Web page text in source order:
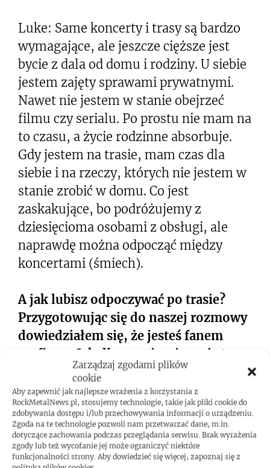
Zarządzaj zgodami plików
cookie
Aby zapewnić jak najlepsze wrażenia z korzystania z
RockMetalNews.pl, stosujemy technologie, takie jak pliki cookie do
zdobywania dostępu i/lub przechowywania informacji o urządzeniu.
Zgoda na te technologie pozwoli nam przetwarzać dane, m.in.
dotyczące zachowania podczas przeglądania serwisu. Brak wyrażenia
zgody lub też wycofanie jej może ograniczyć niektóre
funkcjonalności strony. Aby dowiedzieć się więcej, zapoznaj się z
Luke: Same koncerty i trasy są bardzo
wymagające, ale jeszcze cięższe jest
bycie z dala od domu i rodziny. U siebie
jestem zajęty sprawami prywatnymi.
Nawet nie jestem w stanie obejrzeć
filmu czy serialu. Po prostu nie mam na
to czasu, a życie rodzinne absorbuje.
Gdy jestem na trasie, mam czas dla
siebie i na rzeczy, których nie jestem w
stanie zrobić w domu. Co jest
zaskakujące, bo podróżujemy z
dziesięcioma osobami z obsługi, ale
naprawdę można odpocząć między
koncertami (śmiech).
A jak lubisz odpoczywać po trasie?
Przygotowując się do naszej rozmowy
dowiedziałem się, że jesteś fanem
surfingu. Jak długo zajmujesz się tą
Luke: Pokochałem surfing odkąd
pamiętam. Miałem może sześć lat, gdy
pierwszy raz stanąłem na desce. Jak w
większości sportów, zacząłem jako